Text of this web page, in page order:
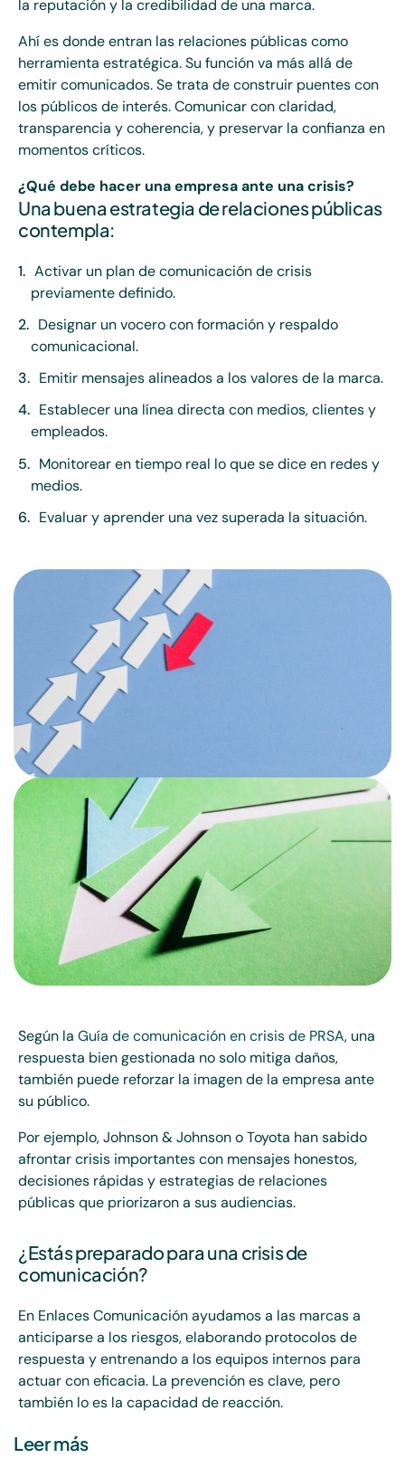
la reputación y la credibilidad de una marca.
Ahí es donde entran las relaciones públicas como
herramienta estratégica. Su función va más allá de
emitir comunicados. Se trata de construir puentes con
los públicos de interés. Comunicar con claridad,
transparencia y coherencia, y preservar la confianza en
momentos críticos.
¿Qué debe hacer una empresa ante una crisis?
Una buena estrategia de relaciones públicas
contempla:
Activar un plan de comunicación de crisis
previamente definido.
Designar un vocero con formación y respaldo
comunicacional.
Emitir mensajes alineados a los valores de la marca.
Establecer una línea directa con medios, clientes y
empleados.
Monitorear en tiempo real lo que se dice en redes y
medios.
Evaluar y aprender una vez superada la situación.
Según la Guía de comunicación en crisis de PRSA, una
respuesta bien gestionada no solo mitiga daños,
también puede reforzar la imagen de la empresa ante
su público.
Por ejemplo, Johnson & Johnson o Toyota han sabido
afrontar crisis importantes con mensajes honestos,
decisiones rápidas y estrategias de relaciones
públicas que priorizaron a sus audiencias.
¿Estás preparado para una crisis de
comunicación?
En Enlaces Comunicación ayudamos a las marcas a
anticiparse a los riesgos, elaborando protocolos de
respuesta y entrenando a los equipos internos para
actuar con eficacia. La prevención es clave, pero
también lo es la capacidad de reacción.
Leer más